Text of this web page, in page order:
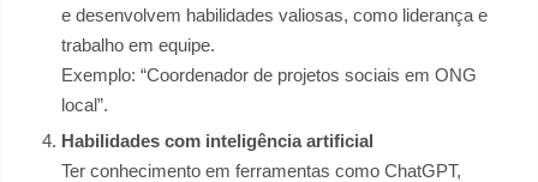
e desenvolvem habilidades valiosas, como liderança e
trabalho em equipe.
Exemplo: “Coordenador de projetos sociais em ONG
local”.
Habilidades com inteligência artificial
Ter conhecimento em ferramentas como ChatGPT,